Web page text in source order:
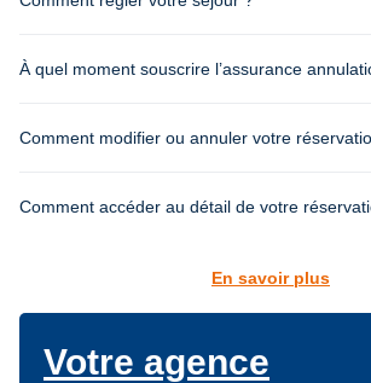
À quel moment souscrire l’assurance
Comment modifier ou annuler votre
Comment accéder au détail de votre
En savoir plus
Votre agence